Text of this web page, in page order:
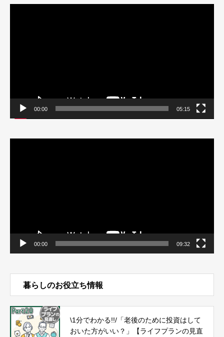
00:00 05:15
00:00 09:32
暮らしのお役立ち情報
\1分でわかる!!/「老後のために投資はして
おいた方がいい？」【ライフプランの見直